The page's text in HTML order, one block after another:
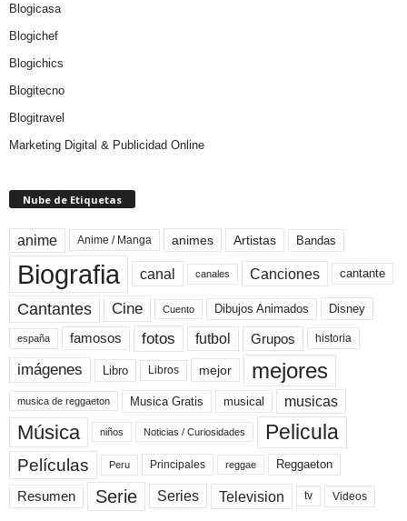
Blogicasa
Blogichef
Blogichics
Blogitecno
Blogitravel
Marketing Digital & Publicidad Online
Nube de Etiquetas
anime Anime / Manga animes Artistas Bandas
Biografia canal canales Canciones cantante
Cantantes Cine Cuento Dibujos Animados Disney
españa famosos fotos futbol Grupos historia
imágenes Libro Libros mejor mejores
musica de reggaeton Musica Gratis musical musicas
Música niños Noticias / Curiosidades Pelicula
Películas Peru Principales reggae Reggaeton
Resumen Serie Series Television tv Videos